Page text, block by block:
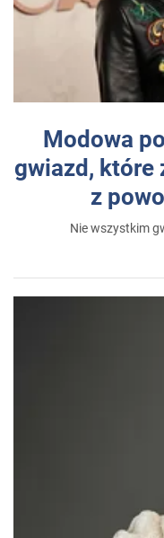
Modowa
gwiazd, które
z
Nie wszystkim